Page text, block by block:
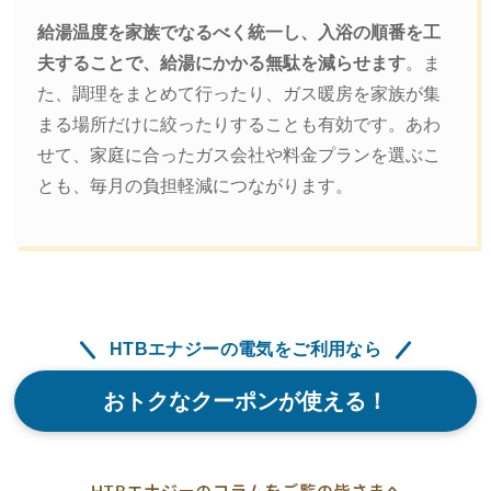
給湯温度を家族でなるべく統一し、入浴の順番を工
夫することで、給湯にかかる無駄を減らせます。ま
た、調理をまとめて行ったり、ガス暖房を家族が集
まる場所だけに絞ったりすることも有効です。あわ
せて、家庭に合ったガス会社や料金プランを選ぶこ
とも、毎月の負担軽減につながります。
HTBエナジーの電気をご利用なら
おトクなクーポンが使える！